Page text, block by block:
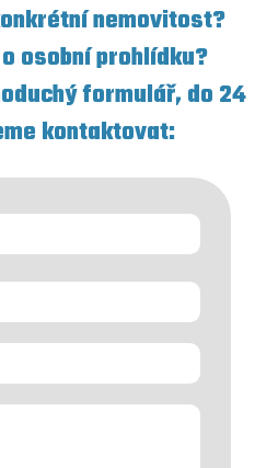
nemovitost?
osobní prohlídku?
formulář, do 24
kontaktovat: